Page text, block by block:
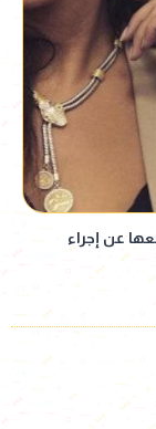
عن إجراء